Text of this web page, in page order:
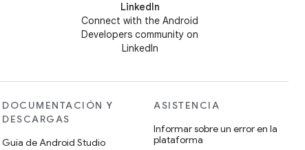
LinkedIn
Connect with the Android
Developers community on
LinkedIn
DOCUMENTACIÓN Y
DESCARGAS
Guía de Android Studio
ASISTENCIA
Informar sobre un error en la
plataforma